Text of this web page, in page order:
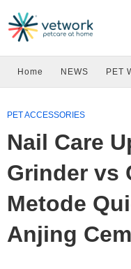
Home NEWS PET
PET ACCESSORIES
Nail Care
Grinder vs
Metode
Anjing